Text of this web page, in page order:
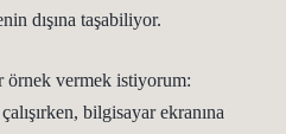
dışına taşabiliyor.
örnek vermek istiyorum:
bilgisayar ekranına